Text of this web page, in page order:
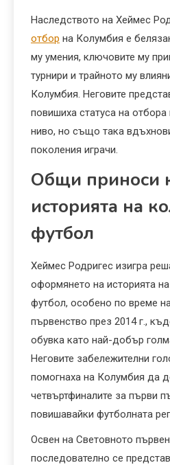
Наследството на Хеймес
отбор на Колумбия е
му умения, ключовите му
турнири и трайното му
Колумбия. Неговите
повишиха статуса на
ниво, но също така
поколения играчи.
Общи приноси
историята на
футбол
Хеймес Родригес изигра
оформянето на историята
футбол, особено по време
първенство през 2014 г.,
обувка като най-добър
Неговите забележителни
помогнаха на Колумбия да
четвъртфиналите за първи
повишавайки футболната
Освен на Световното
последователно се